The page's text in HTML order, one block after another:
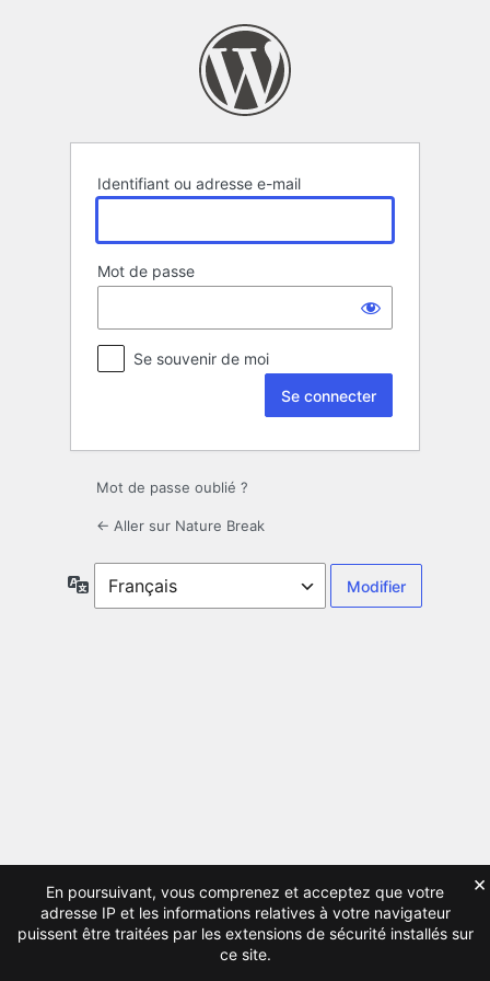
Identifiant ou adresse e-mail
Mot de passe
Se souvenir de moi
Mot de passe oublié ?
← Aller sur Nature Break
Langue
En poursuivant, vous comprenez et acceptez que votre
adresse IP et les informations relatives à votre navigateur
puissent être traitées par les extensions de sécurité installés sur
ce site.
×